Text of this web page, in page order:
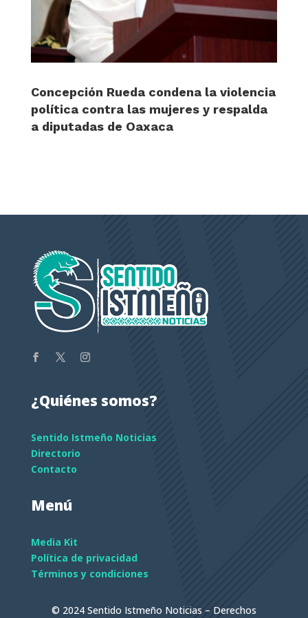
Concepción Rueda condena la violencia
política contra las mujeres y respalda
a diputadas de Oaxaca
¿Quiénes somos?
Sentido Istmeño Noticias
Directorio
Contacto
Menú
Media Kit
Política de privacidad
Términos y condiciones
© 2024 Sentido Istmeño Noticias – Derechos